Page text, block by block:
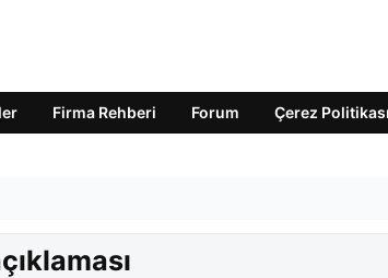
Firma Rehberi Forum Çerez Politikası